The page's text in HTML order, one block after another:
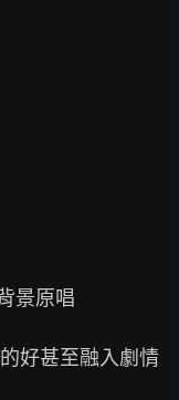
景原唱
好甚至融入劇情